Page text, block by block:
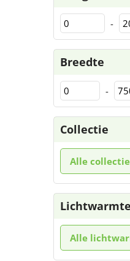
-
Breedte
-
Collectie
Alle
Lichtwarmte
Alle